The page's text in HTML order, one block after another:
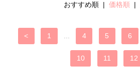
おすすめ順 | 価格順 |
< 1 ... 4 5 6
10 11 12